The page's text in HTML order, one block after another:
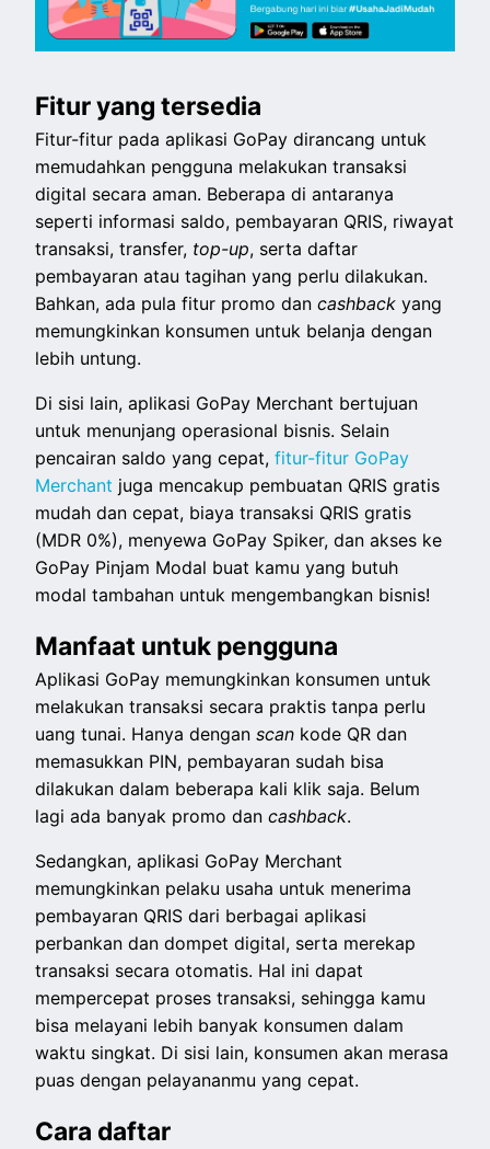
Fitur yang tersedia
Fitur-fitur pada aplikasi GoPay dirancang untuk
memudahkan pengguna melakukan transaksi
digital secara aman. Beberapa di antaranya
seperti informasi saldo, pembayaran QRIS, riwayat
transaksi, transfer, top-up, serta daftar
pembayaran atau tagihan yang perlu dilakukan.
Bahkan, ada pula fitur promo dancashbackyang
memungkinkan konsumen untuk belanja dengan
lebih untung.
Di sisi lain, aplikasi GoPay Merchant bertujuan
untuk menunjang operasional bisnis. Selain
pencairan saldo yang cepat,fitur-fitur GoPay
Merchant juga mencakup pembuatan QRIS gratis
mudah dan cepat, biaya transaksi QRIS gratis
(MDR 0%), menyewa GoPay Spiker, dan akses ke
GoPay Pinjam Modal buat kamu yang butuh
modal tambahan untuk mengembangkan bisnis!
Manfaat untuk pengguna
Aplikasi GoPay memungkinkan konsumen untuk
melakukan transaksi secara praktis tanpa perlu
uang tunai. Hanya denganscan kode QR dan
memasukkan PIN, pembayaran sudah bisa
dilakukan dalam beberapa kali klik saja. Belum
lagi ada banyak promo dancashback.
Sedangkan, aplikasi GoPay Merchant
memungkinkan pelaku usaha untuk menerima
pembayaran QRIS dari berbagai aplikasi
perbankan dan dompet digital, serta merekap
transaksi secara otomatis. Hal ini dapat
mempercepat proses transaksi, sehingga kamu
bisa melayani lebih banyak konsumen dalam
waktu singkat. Di sisi lain, konsumen akan merasa
puas dengan pelayananmu yang cepat.
Cara daftar